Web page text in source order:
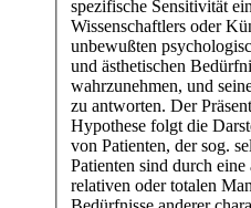
spezifische Sensitivität
Wissenschaftlers oder
unbewußten
und ästhetischen
wahrzunehmen, und
zu antworten. Der
Hypothese folgt die
von Patienten, der sog.
Patienten sind durch
relativen oder totalen